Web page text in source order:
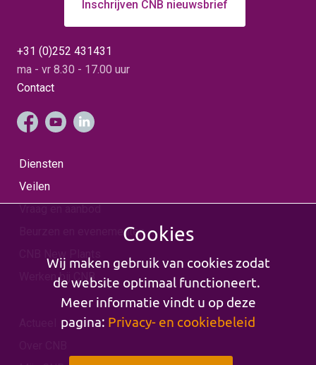
Inschrijven CNB nieuwsbrief
+31 (0)252 431431
ma - vr 8.30 - 17.00 uur
Contact
Diensten
Veilen
Beurzen en evenementen
CNB New Plants
Werken bij CNB
Cookies
Wij maken gebruik van cookies zodat
de website optimaal functioneert.
Meer informatie vindt u op deze
pagina: Privacy- en cookiebeleid